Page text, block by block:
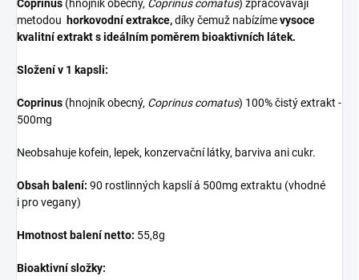
Coprinus (hnojník obecný, Coprinus comatus) zpracovávají
metodou horkovodní extrakce,díky čemuž nabízímevysoce
kvalitní extrakt s ideálním poměrem bioaktivních látek.
Složení v 1 kapsli:
Coprinus (hnojník obecný, Coprinus comatus) 100% čistý extrakt -
500mg
Neobsahuje kofein, lepek, konzervační látky, barviva ani cukr.
Obsah balení: 90 rostlinných kapslí á 500mg extraktu (vhodné
i pro vegany)
Hmotnost balení netto: 55,8g
Bioaktivní složky: